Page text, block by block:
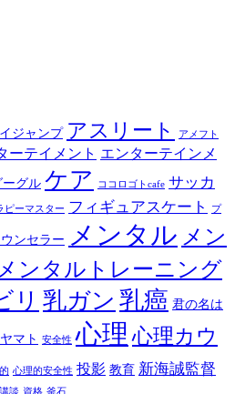
ジャンプ アスリート アメフト
ーテイメント エンターテインメ
ーグル ケア ココロゴトcafe サッカ
ピーマスター フィギュアスケート プ
ンセラー メンタル メン
メンタルトレーニング
リ 乳ガン 乳癌 君の名は
マト 安全性 心理 心理カウ
心理的安全性 投影 教育 新海誠監督
講談 資格 釜石